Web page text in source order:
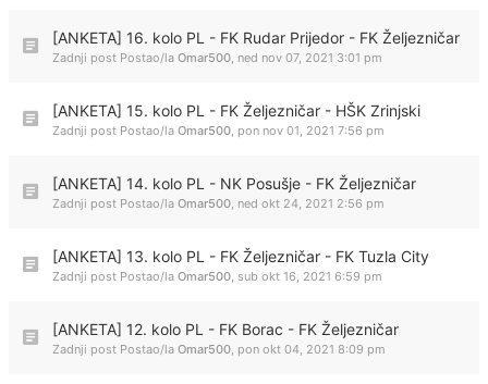
[ANKETA] 16. kolo PL - FK Rudar Prijedor - FK Željezničar
Zadnji post Postao/la Omar500, ned nov 07, 2021 3:01 pm
[ANKETA] 15. kolo PL - FK Željezničar - HŠK Zrinjski
Zadnji post Postao/la Omar500, pon nov 01, 2021 7:56 pm
[ANKETA] 14. kolo PL - NK Posušje - FK Željezničar
Zadnji post Postao/la Omar500, ned okt 24, 2021 2:56 pm
[ANKETA] 13. kolo PL - FK Željezničar - FK Tuzla City
Zadnji post Postao/la Omar500, sub okt 16, 2021 6:59 pm
[ANKETA] 12. kolo PL - FK Borac - FK Željezničar
Zadnji post Postao/la Omar500, pon okt 04, 2021 8:09 pm